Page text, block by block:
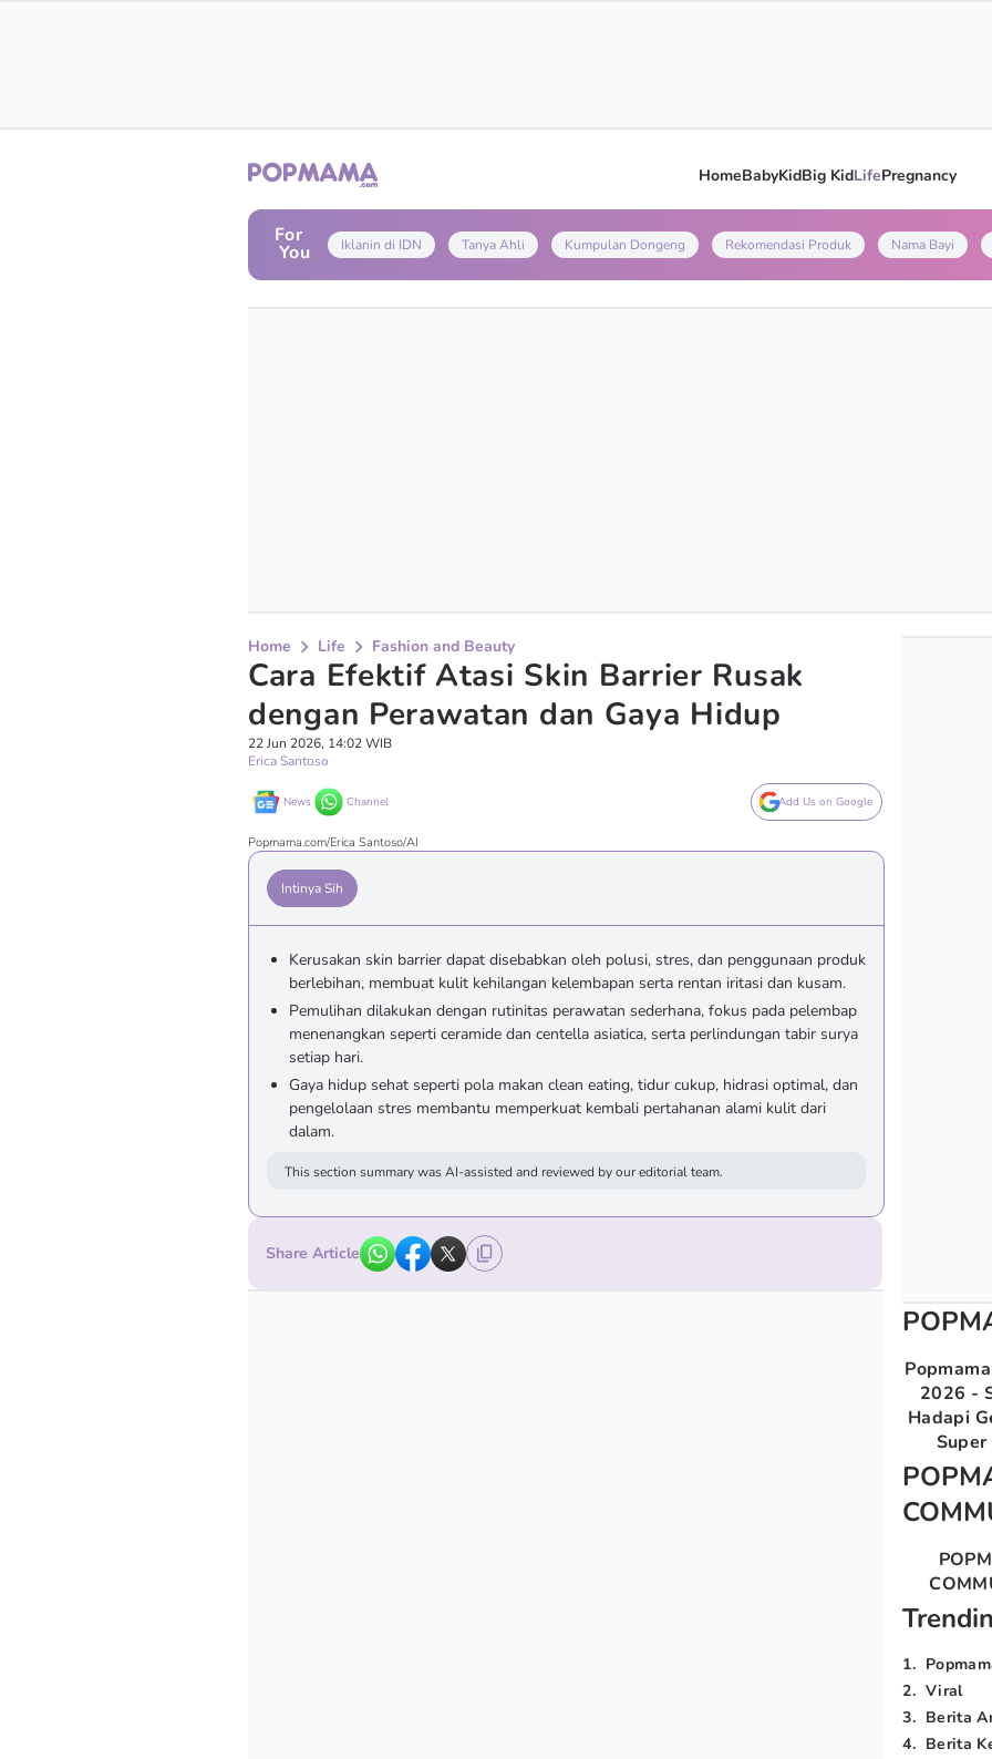
HomeBabyKidBig KidLifePregnancy
For
You Iklanin di IDN Tanya Ahli Kumpulan Dongeng Rekomendasi Produk Nama Bayi
Home Life Fashion and Beauty
Cara Efektif Atasi Skin Barrier Rusak
dengan Perawatan dan Gaya Hidup
22 Jun 2026, 14:02 WIB
Erica Santoso
News Channel Add Us on Google
Popmama.com/Erica Santoso/AI
Intinya Sih
Kerusakan skin barrier dapat disebabkan oleh polusi, stres, dan penggunaan produk
berlebihan, membuat kulit kehilangan kelembapan serta rentan iritasi dan kusam.
Pemulihan dilakukan dengan rutinitas perawatan sederhana, fokus pada pelembap
menenangkan seperti ceramide dan centella asiatica, serta perlindungan tabir surya
setiap hari.
Gaya hidup sehat seperti pola makan clean eating, tidur cukup, hidrasi optimal, dan
pengelolaan stres membantu memperkuat kembali pertahanan alami kulit dari
dalam.
This section summary was AI-assisted and reviewed by our editorial team.
Share Article
2026 -
Hadapi
1.
2. Viral
3. Berita
4. Berita